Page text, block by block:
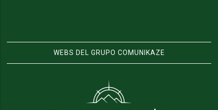
WEBS DEL GRUPO COMUNIKAZE